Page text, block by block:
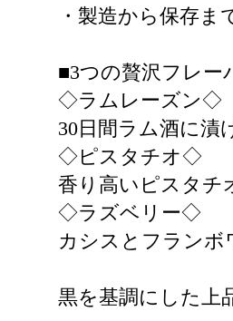
・製造から保存ま
■3つの贅沢フレー
◇ラムレーズン◇
30日間ラム酒に漬
◇ピスタチオ◇
香り高いピスタチ
◇ラズベリー◇
カシスとフランボ
黒を基調にした上